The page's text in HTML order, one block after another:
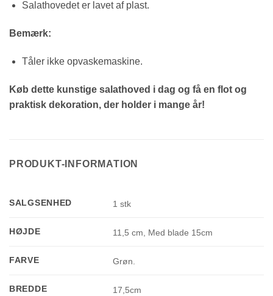
Salathovedet er lavet af plast.
Bemærk:
Tåler ikke opvaskemaskine.
Køb dette kunstige salathoved i dag og få en flot og
praktisk dekoration, der holder i mange år!
PRODUKT-INFORMATION
SALGSENHED 1 stk
HØJDE 11,5 cm, Med blade 15cm
FARVE Grøn.
BREDDE 17,5cm